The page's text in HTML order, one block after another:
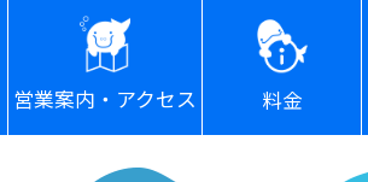
営業案内・アクセス 料金